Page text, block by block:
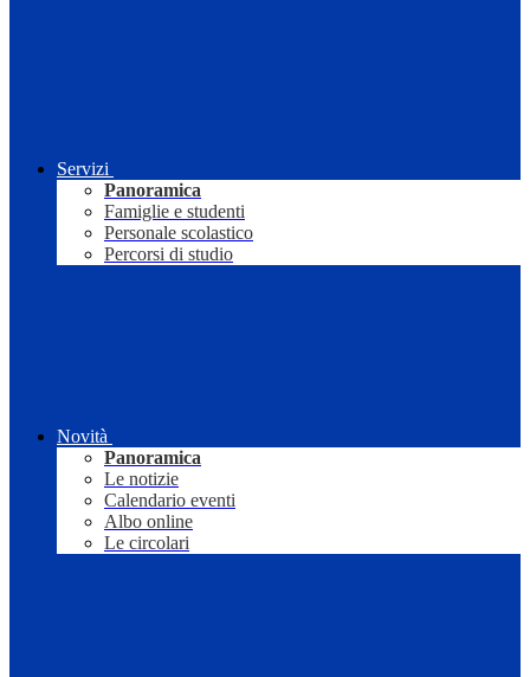
Servizi
Panoramica
Famiglie e studenti
Personale scolastico
Percorsi di studio
Novità
Panoramica
Le notizie
Calendario eventi
Albo online
Le circolari